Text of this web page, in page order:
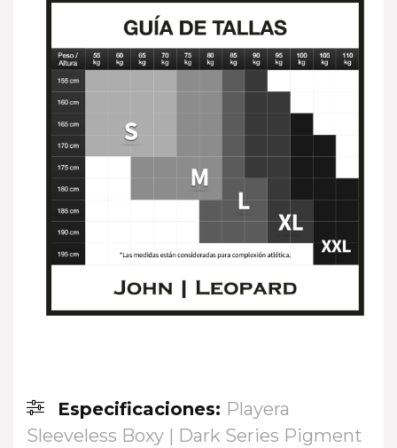
Especificaciones: Playera
Sleeveless Boxy | Dark Series Pigment